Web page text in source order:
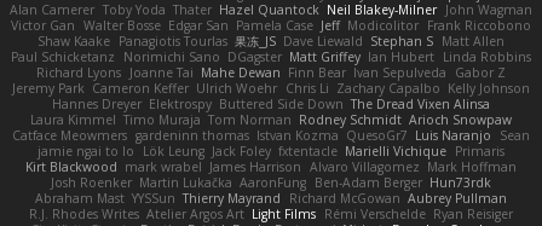
Alan Camerer Toby Yoda Thater Hazel Quantock Neil Blakey-Milner John Wagman
Victor Gan Walter Bosse Edgar San Pamela Case Jeff Modicolitor Frank Riccobono
Shaw Kaake Panagiotis Tourlas 果冻_JS Dave Liewald Stephan S Matt Allen
Paul Schicketanz
Norimichi Sano DGagster Matt Griffey Ian Hubert Linda Robbins
Richard Lyons Joanne Tai Mahe Dewan Finn Bear Ivan Sepulveda
Gabor Z
Jeremy Park Cameron Keffer Ulrich Woehr Chris Li Zachary Capalbo Kelly Johnson
Hannes Dreyer Elektrospy Buttered Side Down The Dread Vixen Alinsa
Laura Kimmel Timo Muraja Tom Norman Rodney Schmidt Arioch Snowpaw
Catface Meowmers gardeninn thomas Istvan Kozma QuesoGr7 Luis Naranjo
Sean
jamie ngai to lo
Lök Leung Jack Foley fxtentacle Marielli Vichique Primaris
Kirt Blackwood mark wrabel James Harrison Alvaro Villagomez Mark Hoffman
Josh Roenker Martin Lukačka AaronFung Ben-Adam Berger Hun73rdk
Abraham Mast YYSSun Thierry Mayrand Richard McGowan Aubrey Pullman
R.J. Rhodes Writes Atelier Argos Art Light Films Rémi Verschelde Ryan Reisiger